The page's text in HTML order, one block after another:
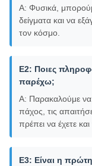
Α: Φυσικά,
δείγματα και να
τον κόσμο.
Ε2: Ποιες
παρέχω;
Α: Παρακαλούμε να
πάχος, τις
πρέπει να έχετε
Ε3: Είναι η